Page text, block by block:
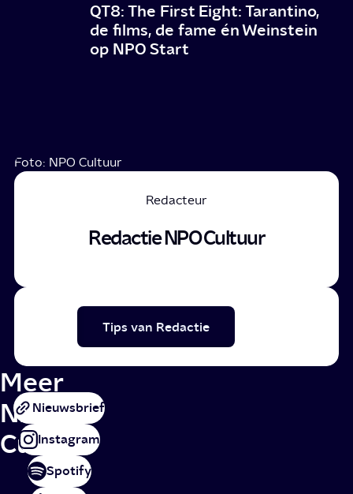
QT8: The First Eight: Tarantino,
de films, de fame én Weinstein
op NPO Start
Foto: NPO Cultuur
Redacteur
Redactie NPO Cultuur
Tips van Redactie
Meer
NPO
Cultuur
Nieuwsbrief
Instagram
Spotify